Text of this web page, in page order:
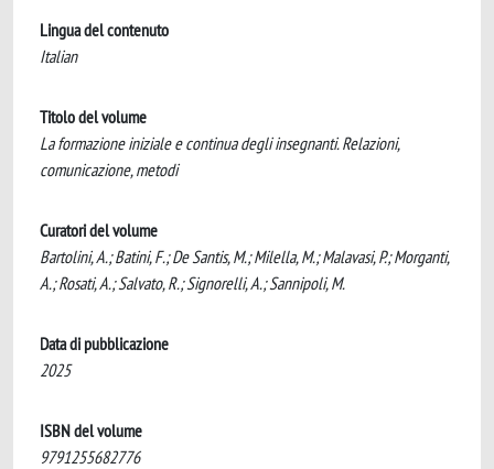
Lingua del contenuto
Italian
Titolo del volume
La formazione iniziale e continua degli insegnanti. Relazioni,
comunicazione, metodi
Curatori del volume
Bartolini, A.; Batini, F.; De Santis, M.; Milella, M.; Malavasi, P.; Morganti,
A.; Rosati, A.; Salvato, R.; Signorelli, A.; Sannipoli, M.
Data di pubblicazione
2025
ISBN del volume
9791255682776